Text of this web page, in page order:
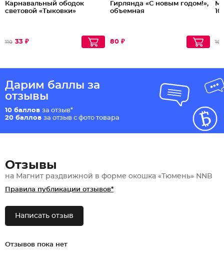
Карнавальный ободок
световой «Тыковки»
110 33 ₽
Гирлянда «С новым годом!»,
объемная
80 ₽ 167
Дарим баллы за
отзывы
10 баллов за отзыв*
20 баллов за отзыв с фото товара
Отзывы
на Магнит раздвижной в форме окошка «Тюмень» NNB
Правила публикации отзывов*
Написать отзыв
Отзывов пока нет